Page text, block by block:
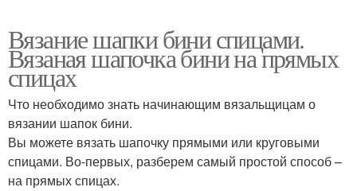
Вязание шапки бини спицами.
Вязаная шапочка бини на прямых
спицах
Что необходимо знать начинающим вязальщицам о
вязании шапок бини.
Вы можете вязать шапочку прямыми или круговыми
спицами. Во-первых, разберем самый простой способ –
на прямых спицах.